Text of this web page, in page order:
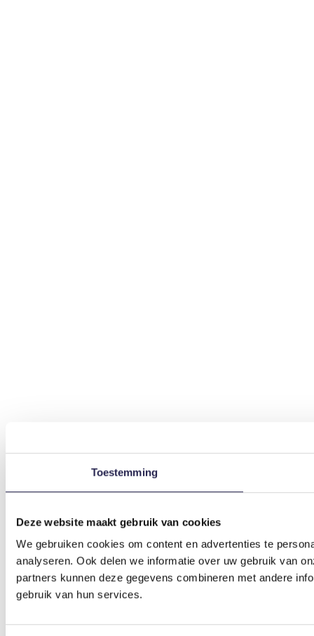
Toestemming
Deze website maakt gebruik van cookies
We gebruiken cookies om content en advertenties te
analyseren. Ook delen we informatie over uw gebruik van
partners kunnen deze gegevens combineren met andere
gebruik van hun services.